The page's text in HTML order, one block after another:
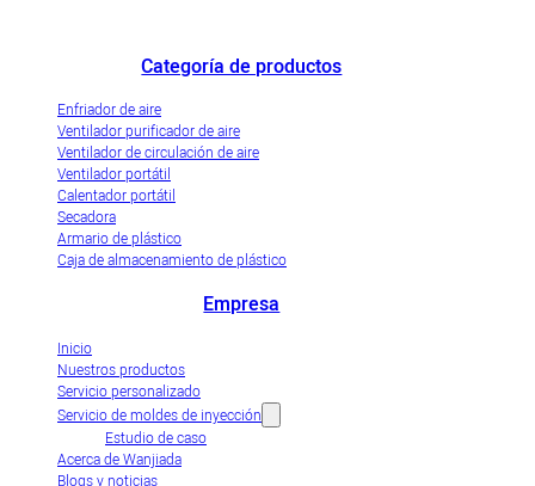
Categoría de productos
Enfriador de aire
Ventilador purificador de aire
Ventilador de circulación de aire
Ventilador portátil
Calentador portátil
Secadora
Armario de plástico
Caja de almacenamiento de plástico
Empresa
Inicio
Nuestros productos
Servicio personalizado
Servicio de moldes de inyección
Estudio de caso
Acerca de Wanjiada
Blogs y noticias